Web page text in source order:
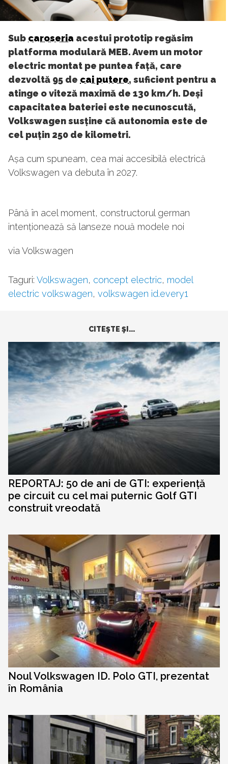
Sub caroseria acestui prototip regăsim
platforma modulară MEB. Avem un motor
electric montat pe puntea față, care
dezvoltă 95 de cai putere, suficient pentru a
atinge o viteză maximă de 130 km/h. Deși
capacitatea bateriei este necunoscută,
Volkswagen susține că autonomia este de
cel puțin 250 de kilometri.
Așa cum spuneam, cea mai accesibilă electrică
Volkswagen va debuta în 2027.
Până în acel moment, constructorul german
intenționează să lanseze nouă modele noi
via Volkswagen
Taguri: Volkswagen, concept electric, model
electric volkswagen, volkswagen id.every1
CITEŞTE ŞI...
REPORTAJ: 50 de ani de GTI: experiență
pe circuit cu cel mai puternic Golf GTI
construit vreodată
Noul Volkswagen ID. Polo GTI, prezentat
în România